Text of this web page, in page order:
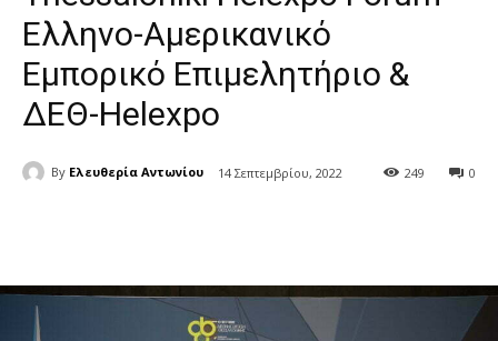
Ελληνο-Αμερικανικό
Εμπορικό Επιμελητήριο &
ΔΕΘ-Helexpo
By Ελευθερία Αντωνίου 14 Σεπτεμβρίου, 2022 0
249